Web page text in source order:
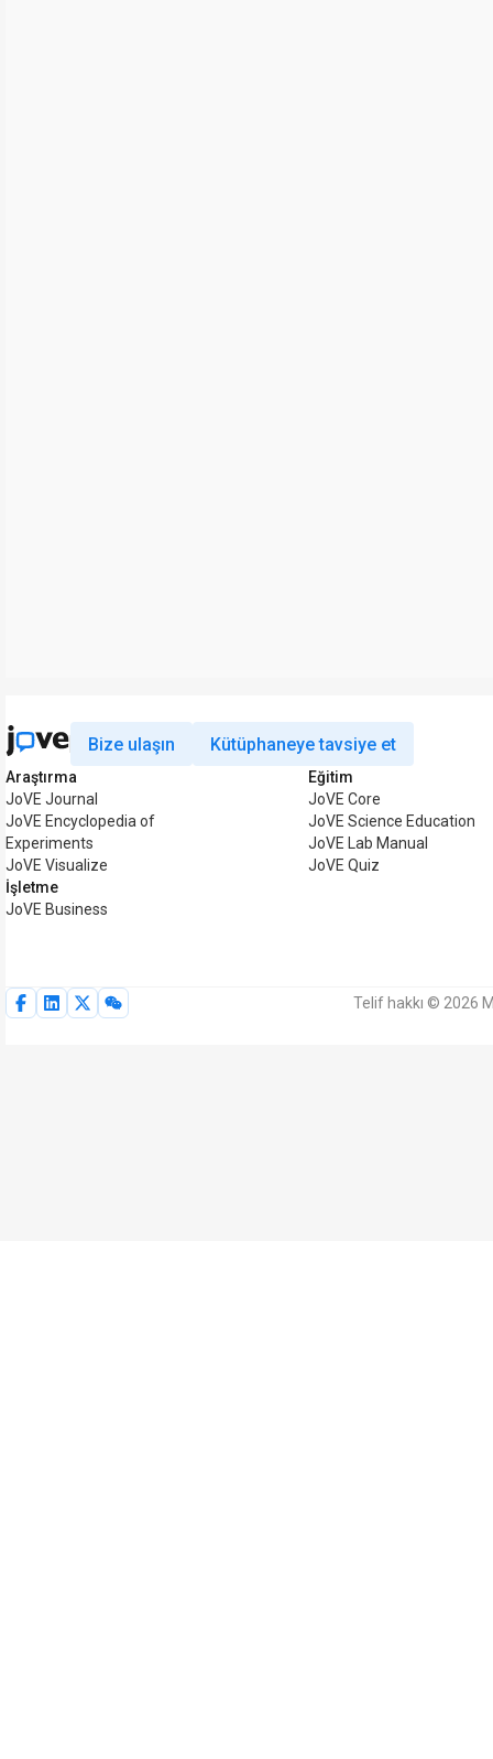
Bize ulaşın Kütüphaneye tavsiye et
Araştırma
JoVE Journal
JoVE Encyclopedia of
Experiments
JoVE Visualize
İşletme
JoVE Business
Eğitim
JoVE Core
JoVE Science Education
JoVE Lab Manual
JoVE Quiz
Telif hakkı © 2026